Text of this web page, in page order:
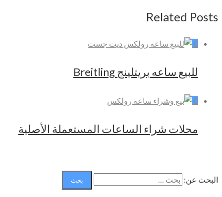
Related Posts
0
للبيع ساعه بريتلينج Breitling
0
محلات شراء الساعات المستعملة الأصلية
البحث عن: